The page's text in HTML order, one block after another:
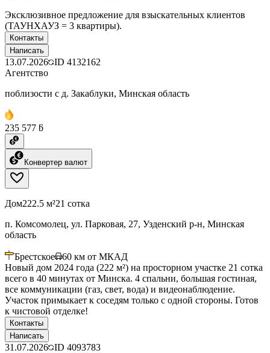
Эксклюзивное предложение для взыскательных клиентов
(ТАУНХАУЗ = 3 квартиры).
Контакты
Написать
13.07.2026 ID 4132162
Агентство
поблизости с д. Закаблуки, Минская область
235 577 ƃ
Конвертер валют
Дом222.5 м²21 сотка
п. Комсомолец, ул. Парковая, 27, Узденский р-н, Минская
область
Брестское 60 км от МКАД
Новый дом 2024 года (222 м²) на просторном участке 21 сотка
всего в 40 минутах от Минска. 4 спальни, большая гостиная,
все коммуникации (газ, свет, вода) и видеонаблюдение.
Участок примыкает к соседям только с одной стороны. Готов
к чистовой отделке!
Контакты
Написать
31.07.2026 ID 4093783